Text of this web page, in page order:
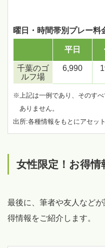
曜日・時間帯別プレー料
平日
千葉のゴ
ルフ場
6,990
※上記は一例であり、そのす
ありません。
出所:各種情報をもとにアセッ
女性限定！お得情
最後に、筆者や友人など
得情報をご紹介します。